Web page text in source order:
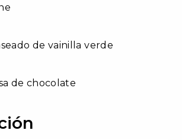
de vainilla verde
de chocolate